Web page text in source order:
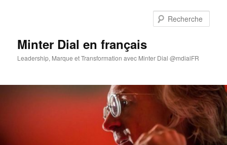
Minter Dial en français
Leadership, Marque et Transformation avec Minter Dial @mdialFR